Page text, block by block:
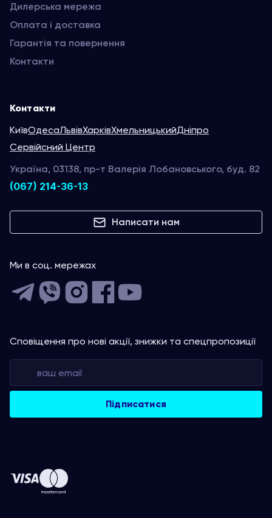
Дилерська мережа
Оплата і доставка
Гарантія та повернення
Контакти
Контакти
КиївОдесаЛьвівХарківХмельницькийДніпро
Сервійсний Центр
Україна, 03138, пр-т Валерія Лобановського, буд. 82
(067) 214-36-13
Написати нам
Ми в соц. мережах
Сповіщення про нові акції, знижки та спецпропозиції